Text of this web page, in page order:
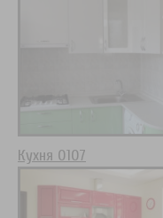
Кухня 0107